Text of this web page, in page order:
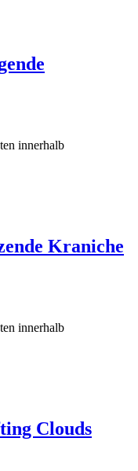
innerhalb
Kraniche
innerhalb
Clouds